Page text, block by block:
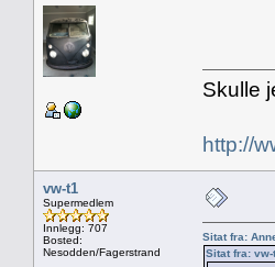
Skulle
http://
vw-t1
Supermedlem
Innlegg: 707
Bosted:
Nesodden/Fagerstrand
Sitat fra:
Sitat fra: